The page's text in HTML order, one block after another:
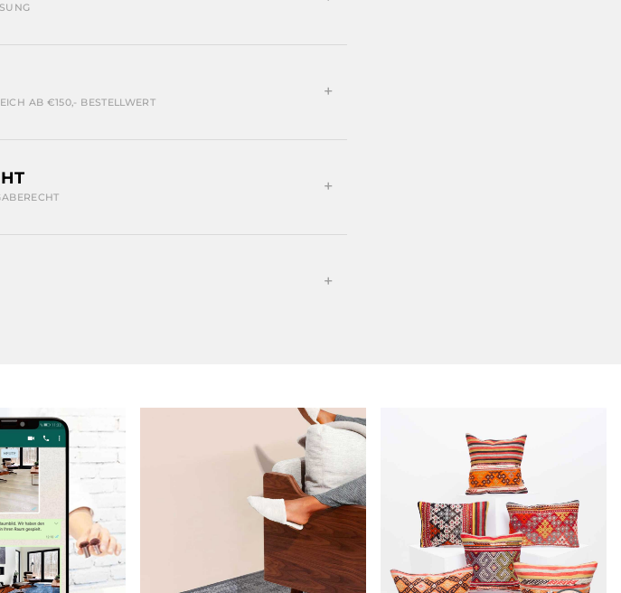
AB €150,- BESTELLWERT